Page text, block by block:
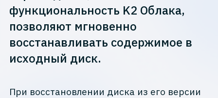
функциональность K2 Облака,
позволяют мгновенно
восстанавливать содержимое в
исходный диск.
При восстановлении диска из его версии